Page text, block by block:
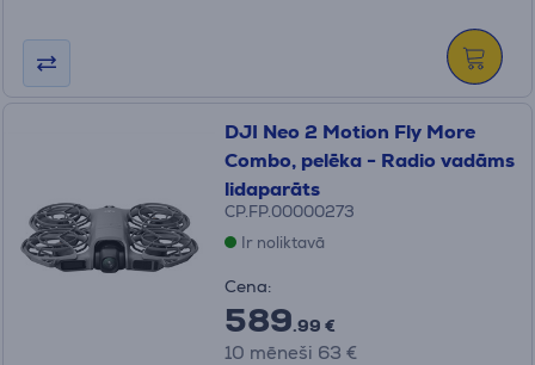
DJI Neo 2 Motion Fly More
Combo, pelēka - Radio vadāms
lidaparāts
CP.FP.00000273
Ir noliktavā
Cena:
589.99 €
10 mēneši 63 €